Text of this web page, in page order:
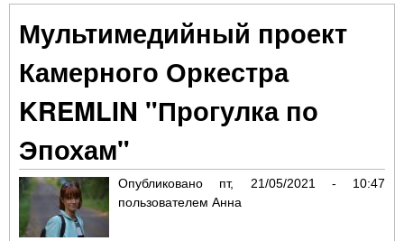
Мультимедийный проект
Камерного Оркестра
KREMLIN "Прогулка по
Эпохам"
Опубликовано пт, 21/05/2021 - 10:47
пользователем Анна